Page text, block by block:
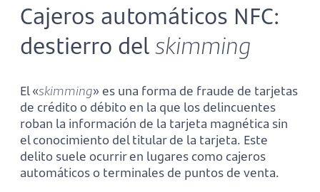
Cajeros automáticos NFC:
destierro delskimming
El «skimming» es una forma de fraude de tarjetas
de crédito o débito en la que los delincuentes
roban la información de la tarjeta magnética sin
el conocimiento del titular de la tarjeta. Este
delito suele ocurrir en lugares como cajeros
automáticos o terminales de puntos de venta.